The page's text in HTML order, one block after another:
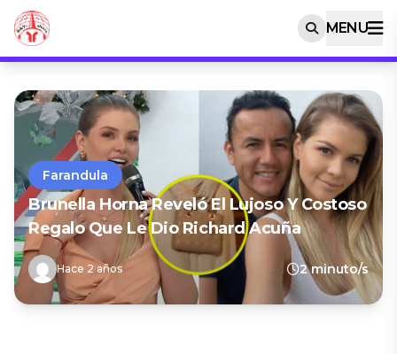
MENU
Farandula
Brunella Horna Reveló El Lujoso Y Costoso
Regalo Que Le Dio Richard Acuña
Hace 2 años 2 minuto/s